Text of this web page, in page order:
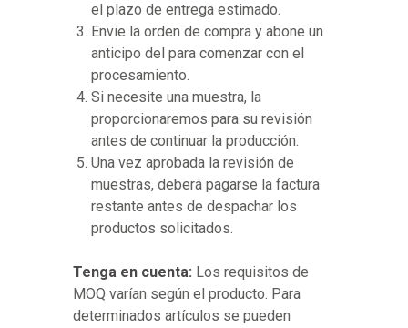
el plazo de entrega estimado.
Envie la orden de compra y abone un
anticipo del para comenzar con el
procesamiento.
Si necesite una muestra, la
proporcionaremos para su revisión
antes de continuar la producción.
Una vez aprobada la revisión de
muestras, deberá pagarse la factura
restante antes de despachar los
productos solicitados.
Tenga en cuenta: Los requisitos de
MOQ varían según el producto. Para
determinados artículos se pueden